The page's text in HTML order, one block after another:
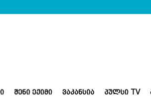
ᲨᲔᲜᲘ ᲔᲥᲘᲛᲘ ᲕᲐᲙᲐᲜᲡᲘᲐ ᲞᲣᲚᲡᲘ TV